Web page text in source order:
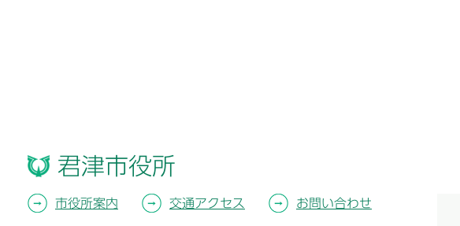
君津市役所
市役所案内 交通アクセス お問い合わせ